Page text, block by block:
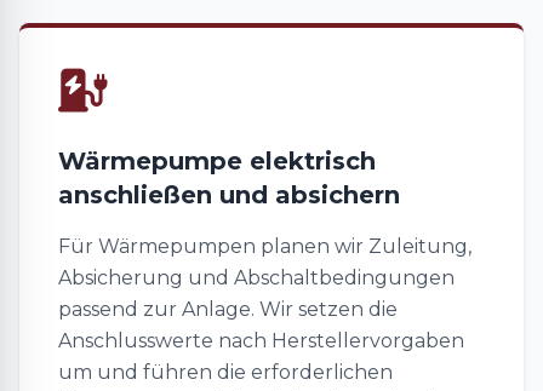
Wärmepumpe elektrisch
anschließen und absichern
Für Wärmepumpen planen wir Zuleitung,
Absicherung und Abschaltbedingungen
passend zur Anlage. Wir setzen die
Anschlusswerte nach Herstellervorgaben
um und führen die erforderlichen